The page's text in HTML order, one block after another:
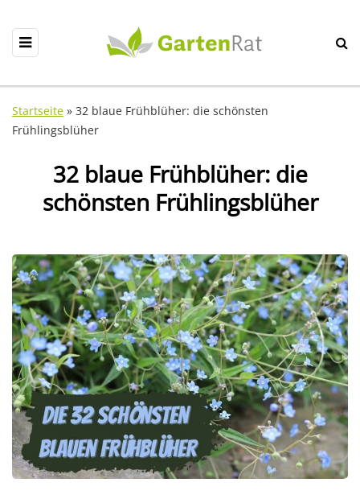
Startseite » 32 blaue Frühblüher: die schönsten
Frühlingsblüher
32 blaue Frühblüher: die
schönsten Frühlingsblüher